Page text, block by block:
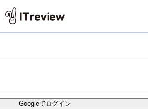
Googleでログイン